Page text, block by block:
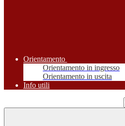
Orientamento
Orientamento in ingresso
Orientamento in uscita
Info utili